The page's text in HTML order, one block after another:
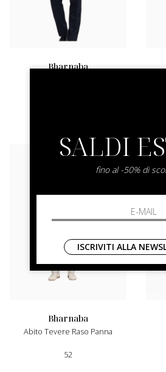
bharnaba
bharnaba
Abito Tevere Raso Panna
52
SALDI
fino al -50% di
ISCRIVITI ALLA